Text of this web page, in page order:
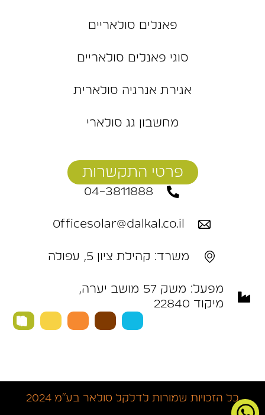
פאנלים סולאריים
סוגי פאנלים סולאריים
אגירת אנרגיה סולארית
מחשבון גג סולארי
פרטי התקשרות
04-3811888
Officesolar@dalkal.co.il
משרד: קהילת ציון 5, עפולה
מפעל: ‬משק‭ ‬57‭ ‬מושב‭ ‬יערה,
מיקוד 22840 ‭
כל הזכויות שמורות לדלקל סולאר בע״מ 2024